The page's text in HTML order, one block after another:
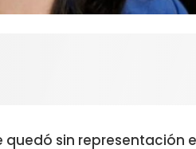
quedó sin representación